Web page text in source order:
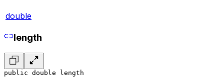
double
length
public double length